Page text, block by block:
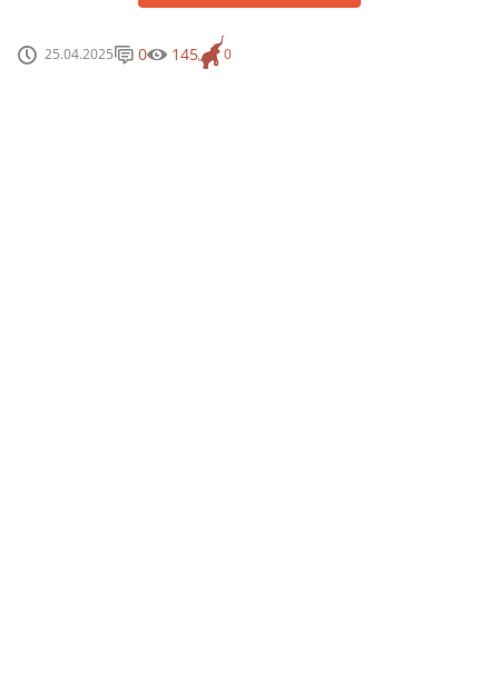
25.04.2025 0
0 145